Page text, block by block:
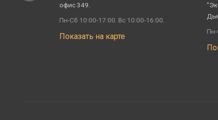
офис 349.
Пн-Сб 10:00-17:00. Вс 10:00-16:00.
Показать на карте